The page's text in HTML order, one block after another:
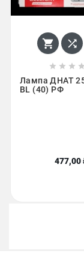
 
   
Лампа ДНАТ
BL (40) РФ
477,00